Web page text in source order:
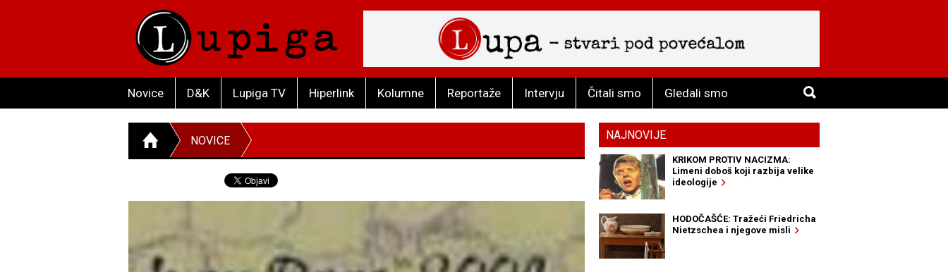
Novice D&K Lupiga TV Hiperlink Kolumne Reportaže Intervju Čitali smo Gledali smo
NOVICE NAJNOVIJE
KRIKOM PROTIV NACIZMA:
Limeni doboš koji razbija velike
ideologije
HODOČAŠĆE: Tražeći Friedricha
Nietzschea i njegove misli